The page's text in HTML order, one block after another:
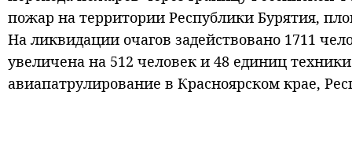
пожар на территории Республики Бурятия,
На ликвидации очагов задействовано 1711
увеличена на 512 человек и 48 единиц
авиапатрулирование в Красноярском крае,